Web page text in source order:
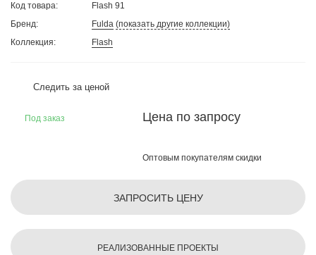
Код товара:
Flash 91
Бренд:
Fulda (показать другие коллекции)
Коллекция:
Flash
Следить за ценой
Цена по запросу
Оптовым покупателям скидки
Под заказ
ЗАПРОСИТЬ ЦЕНУ
РЕАЛИЗОВАННЫЕ ПРОЕКТЫ